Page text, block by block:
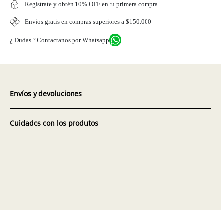
Regístrate y obtén 10% OFF en tu primera compra
Envíos gratis en compras superiores a $150.000
¿ Dudas ? Contactanos por Whatsapp
Envíos y devoluciones
Cuidados con los produtos